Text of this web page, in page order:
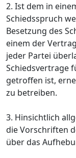
2. Ist dem in
Schiedsspruch
Besetzung des
einem der
jeder Partei
Schiedsvertrage
getroffen ist,
zu betreiben.
3. Hinsichtlich
die Vorschriften
über das